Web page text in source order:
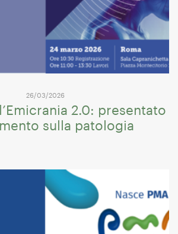
26/03/2026
2.0: presentato
sulla patologia